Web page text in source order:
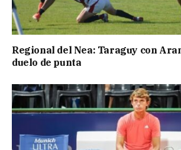
Regional del Nea: Taraguy con
duelo de punta